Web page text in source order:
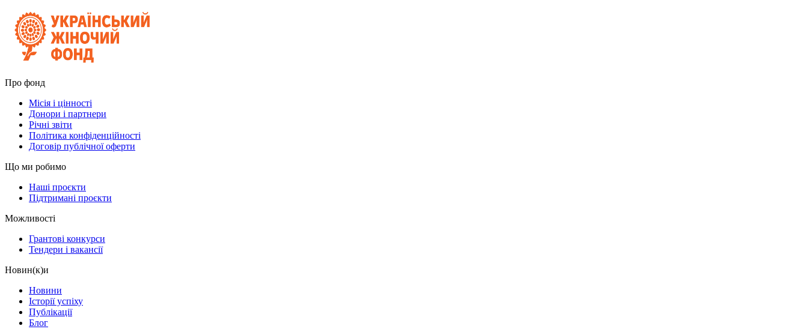
Про фонд
Місія і цінності
Донори і партнери
Річні звіти
Політика конфіденційності
Договір публічної оферти
Що ми робимо
Наші проєкти
Підтримані проєкти
Можливості
Грантові конкурси
Тендери і вакансії
Новин(к)и
Новини
Історії успіху
Публікації
Блог